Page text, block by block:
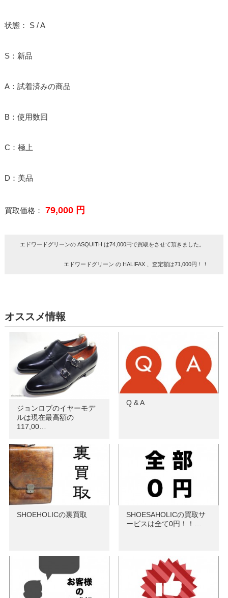
状態： S / A
S：新品
A：試着済みの商品
B：使用数回
C：極上
D：美品
買取価格： 79,000 円
エドワードグリーンの ASQUITH は74,000円で買取をさせて頂きました。
エドワードグリーン の HALIFAX 、査定額は71,000円！！
オススメ情報
ジョンロブのイヤーモデ
ルは現在最高額の
117,00…
Q & A
SHOEHOLICの裏買取
SHOESAHOLICの買取サ
ービスは全て0円！！…